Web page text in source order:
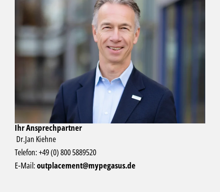
Ihr Ansprechpartner
Dr.Jan Kiehne
Telefon: +49 (0) 800 5889520
E-Mail:outplacement@mypegasus.de